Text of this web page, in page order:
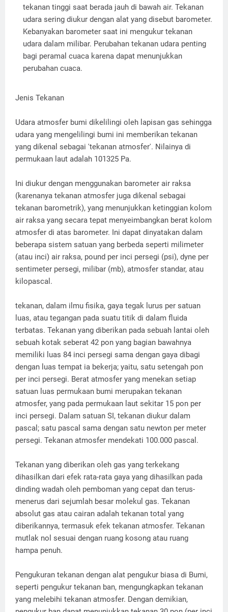
tekanan tinggi saat berada jauh di bawah air. Tekanan
udara sering diukur dengan alat yang disebut barometer.
Kebanyakan barometer saat ini mengukur tekanan
udara dalam milibar. Perubahan tekanan udara penting
bagi peramal cuaca karena dapat menunjukkan
perubahan cuaca.
Jenis Tekanan
Udara atmosfer bumi dikelilingi oleh lapisan gas sehingga
udara yang mengelilingi bumi ini memberikan tekanan
yang dikenal sebagai 'tekanan atmosfer'. Nilainya di
permukaan laut adalah 101325 Pa.
Ini diukur dengan menggunakan barometer air raksa
(karenanya tekanan atmosfer juga dikenal sebagai
tekanan barometrik), yang menunjukkan ketinggian kolom
air raksa yang secara tepat menyeimbangkan berat kolom
atmosfer di atas barometer. Ini dapat dinyatakan dalam
beberapa sistem satuan yang berbeda seperti milimeter
(atau inci) air raksa, pound per inci persegi (psi), dyne per
sentimeter persegi, milibar (mb), atmosfer standar, atau
kilopascal.
tekanan, dalam ilmu fisika, gaya tegak lurus per satuan
luas, atau tegangan pada suatu titik di dalam fluida
terbatas. Tekanan yang diberikan pada sebuah lantai oleh
sebuah kotak seberat 42 pon yang bagian bawahnya
memiliki luas 84 inci persegi sama dengan gaya dibagi
dengan luas tempat ia bekerja; yaitu, satu setengah pon
per inci persegi. Berat atmosfer yang menekan setiap
satuan luas permukaan bumi merupakan tekanan
atmosfer, yang pada permukaan laut sekitar 15 pon per
inci persegi. Dalam satuan SI, tekanan diukur dalam
pascal; satu pascal sama dengan satu newton per meter
persegi. Tekanan atmosfer mendekati 100.000 pascal.
Tekanan yang diberikan oleh gas yang terkekang
dihasilkan dari efek rata-rata gaya yang dihasilkan pada
dinding wadah oleh pemboman yang cepat dan terus-
menerus dari sejumlah besar molekul gas. Tekanan
absolut gas atau cairan adalah tekanan total yang
diberikannya, termasuk efek tekanan atmosfer. Tekanan
mutlak nol sesuai dengan ruang kosong atau ruang
hampa penuh.
Pengukuran tekanan dengan alat pengukur biasa di Bumi,
seperti pengukur tekanan ban, mengungkapkan tekanan
yang melebihi tekanan atmosfer. Dengan demikian,